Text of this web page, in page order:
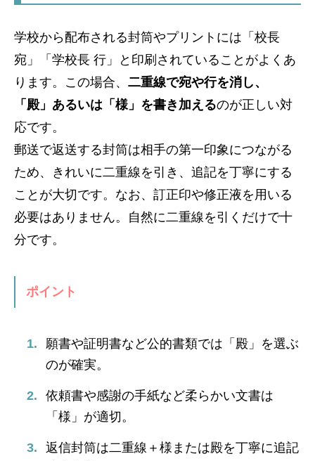
学校から配布される封筒やプリントには「校長
宛」「学校長 行」と印刷されていることがよくあ
ります。この場合、 二重線で宛や行を消し、
「殿」あるいは「様」を書き加えるのが正しい対
応です。
郵送で返送する封筒は相手の第一印象につながる
ため、きれいに二重線を引き、追記を丁寧にする
ことが大切です。なお、訂正印や修正液を用いる
必要はありません。自然に二重線を引くだけで十
分です。
ポイント
願書や証明書など公的書類では「殿」を選ぶ
のが確実。
依頼書や感謝の手紙など柔らかい文書は
「様」が適切。
返信封筒は二重線＋様または殿を丁寧に追記